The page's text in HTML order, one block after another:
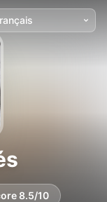
8.5/10